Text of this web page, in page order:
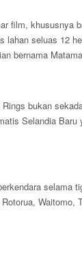
film, khususnya
seluas 12
bernama
bukan
Selandia
selama
Waitomo,